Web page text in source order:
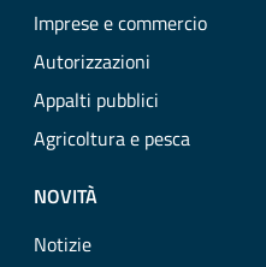
Imprese e commercio
Autorizzazioni
Appalti pubblici
Agricoltura e pesca
NOVITÀ
Notizie